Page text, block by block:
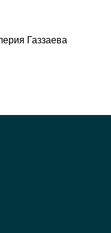
Газзаева